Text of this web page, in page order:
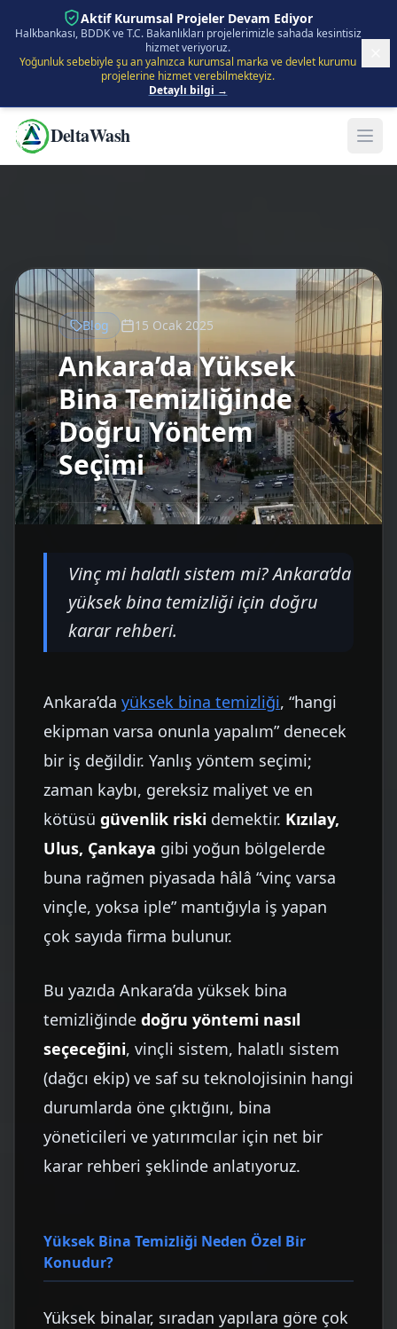
İçeriğe Atla Aktif Kurumsal Projeler Devam Ediyor
Halkbankası, BDDK ve T.C. Bakanlıkları projelerimizle sahada kesintisiz
hizmet veriyoruz.
Yoğunluk sebebiyle şu an yalnızca kurumsal marka ve devlet kurumu
projelerine hizmet verebilmekteyiz.
Detaylı bilgi →
DeltaWash
Blog 15 Ocak 2025
Ankara’da Yüksek
Bina Temizliğinde
Doğru Yöntem
Seçimi
Vinç mi halatlı sistem mi? Ankara’da
yüksek bina temizliği için doğru
karar rehberi.
Ankara’da yüksek bina temizliği, “hangi
ekipman varsa onunla yapalım” denecek
bir iş değildir. Yanlış yöntem seçimi;
zaman kaybı, gereksiz maliyet ve en
kötüsü güvenlik riski demektir. Kızılay,
Ulus, Çankaya gibi yoğun bölgelerde
buna rağmen piyasada hâlâ “vinç varsa
vinçle, yoksa iple” mantığıyla iş yapan
çok sayıda firma bulunur.
Bu yazıda Ankara’da yüksek bina
temizliğinde doğru yöntemi nasıl
seçeceğini, vinçli sistem, halatlı sistem
(dağcı ekip) ve saf su teknolojisinin hangi
durumlarda öne çıktığını, bina
yöneticileri ve yatırımcılar için net bir
karar rehberi şeklinde anlatıyoruz.
Yüksek Bina Temizliği Neden Özel Bir
Konudur?
Yüksek binalar, sıradan yapılara göre çok